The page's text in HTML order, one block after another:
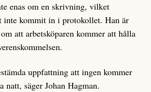
enas om en skrivning, vilket
inte kommit in i protokollet. Han är
att arbetsköparen kommer att hålla
uppfattning att ingen kommer
natt, säger Johan Hagman.